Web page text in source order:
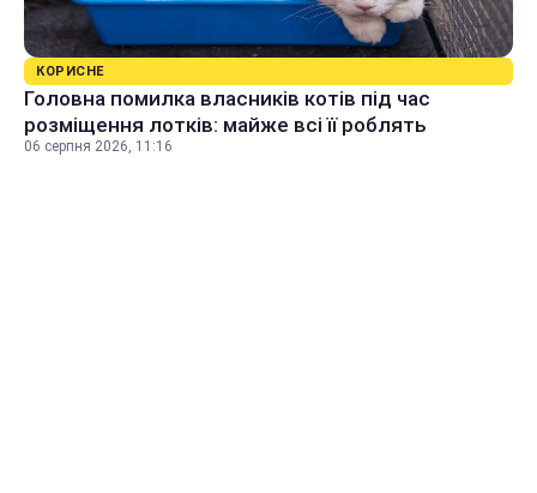
КОРИСНЕ
Головна помилка власників котів під час
розміщення лотків: майже всі її роблять
06 серпня 2026, 11:16